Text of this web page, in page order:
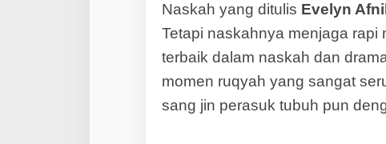
Naskah yang ditulis Evelyn
Tetapi naskahnya menjaga
terbaik dalam naskah dan
momen ruqyah yang sangat
sang jin perasuk tubuh pun